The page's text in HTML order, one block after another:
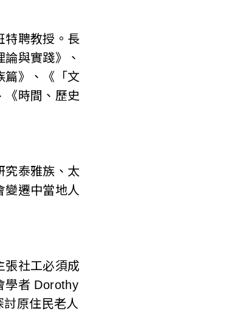
特聘教授。長
與實踐》、
篇》、《「文
《時間、歷史
究泰雅族、太
遷中當地人
張社工必須成
學者 Dorothy
原住民老人